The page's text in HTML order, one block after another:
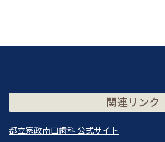
関連リンク
都立家政南口歯科 公式サイト